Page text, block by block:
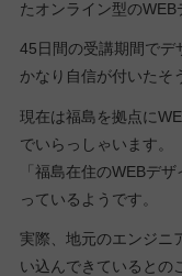
たオンライン型のWEB
45日間の受講期間でデ
かなり自信が付いたそ
現在は福島を拠点に
でいらっしゃいます。
「福島在住のWEBデ
っているようです。
実際、地元のエンジニ
い込んできているとの